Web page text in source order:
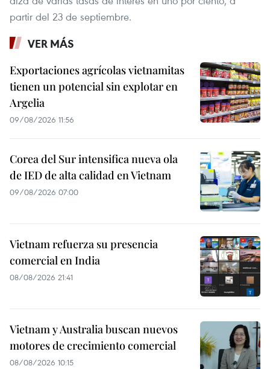
partir del 23 de septiembre.
VER MÁS
Exportaciones agrícolas vietnamitas
tienen un potencial sin explotar en
Argelia
09/08/2026 11:56
Corea del Sur intensifica nueva ola
de IED de alta calidad en Vietnam
09/08/2026 07:00
Vietnam refuerza su presencia
comercial en India
08/08/2026 21:41
Vietnam y Australia buscan nuevos
motores de crecimiento comercial
08/08/2026 10:15